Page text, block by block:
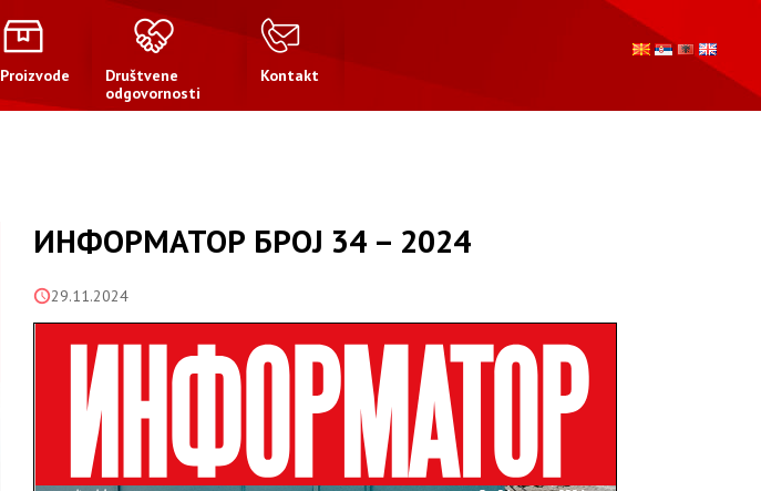
Proizvode
Društvene
odgovornosti
Kontakt
ИНФОРМАТОР БРОЈ 34 – 2024
29.11.2024